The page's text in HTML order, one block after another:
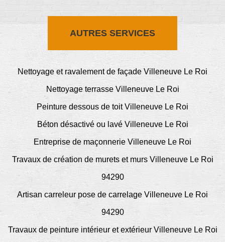
AUTRES SERVICES
Nettoyage et ravalement de façade Villeneuve Le Roi
Nettoyage terrasse Villeneuve Le Roi
Peinture dessous de toit Villeneuve Le Roi
Béton désactivé ou lavé Villeneuve Le Roi
Entreprise de maçonnerie Villeneuve Le Roi
Travaux de création de murets et murs Villeneuve Le Roi
94290
Artisan carreleur pose de carrelage Villeneuve Le Roi
94290
Travaux de peinture intérieur et extérieur Villeneuve Le Roi